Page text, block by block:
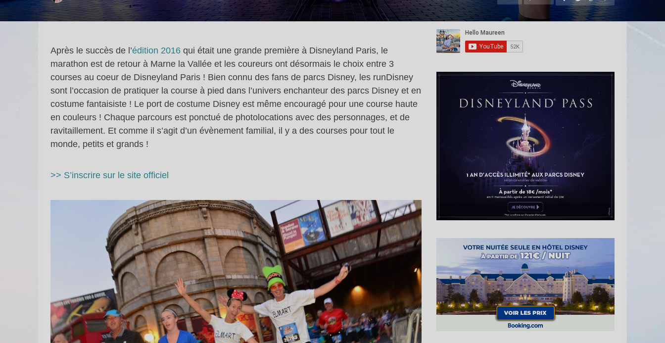
Après le succès de l’édition 2016 qui était une grande première à Disneyland Paris, le
marathon est de retour à Marne la Vallée et les coureurs ont désormais le choix entre 3
courses au coeur de Disneyland Paris ! Bien connu des fans de parcs Disney, les runDisney
sont l’occasion de pratiquer la course à pied dans l’univers enchanteur des parcs Disney et en
costume fantaisiste ! Le port de costume Disney est même encouragé pour une course haute
en couleurs ! Chaque parcours est ponctué de photolocations avec des personnages, et de
ravitaillement. Et comme il s’agit d’un évènement familial, il y a des courses pour tout le
monde, petits et grands !
>> S’inscrire sur le site officiel